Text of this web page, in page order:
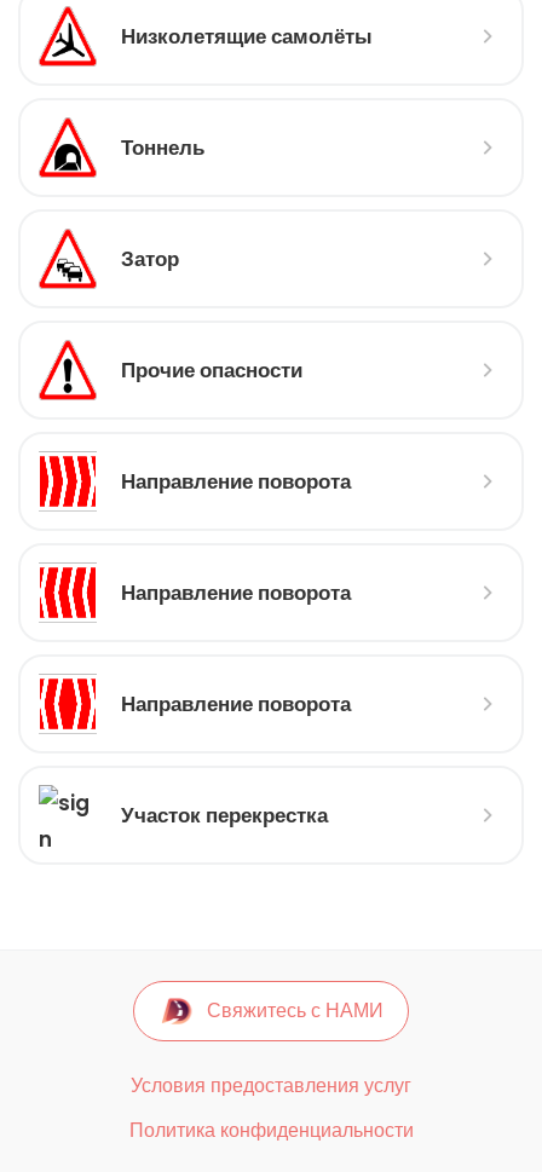
Низколетящие самолёты
Тоннель
Затор
Прочие опасности
Направление поворота
Направление поворота
Направление поворота
Участок перекрестка
Свяжитесь с НАМИ
Условия предоставления услуг
Политика конфиденциальности